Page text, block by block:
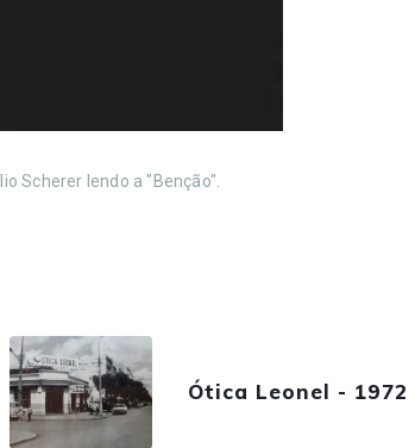
Scherer lendo a "Benção".
Ótica Leonel - 1972